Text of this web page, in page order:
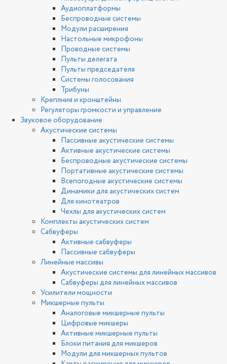
Аудиоплатформы
Беспроводные системы
Модули расширения
Настольные микрофоны
Проводные системы
Пульты делегата
Пульты председателя
Системы голосования
Трибуны
Креплния и кронштейны
Регуляторы громкости и управление
Звуковое оборудование
Акустические системы
Пассивные акустические системы
Активные акустические системы
Беспроводные акустические системы
Портативные акустические системы
Всепогодные акустические системы
Динамики для акустических систем
Для кинотеатров
Чехлы для акустических систем
Комплекты акустических систем
Сабвуферы
Активные сабвуферы
Пассивные сабвуферы
Линейные массивы
Акустические системы для линейных массивов
Сабвуферы для линейных массивов
Усилители мощности
Микшерные пульты
Аналоговые микшерные пульты
Цифровые микшеры
Активные микшерные пульты
Блоки питания для микшеров
Модули для микшерных пультов